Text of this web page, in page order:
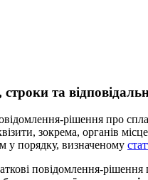
та
рішення про
зокрема, органів
у порядку, визначеному
повідомлення-